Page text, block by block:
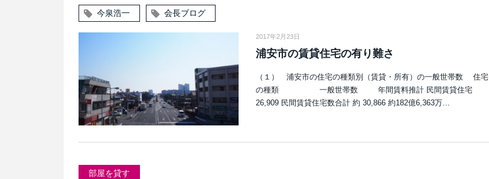
今泉浩一 会長ブログ
2017年2月23日
浦安市の賃貸住宅の有り難さ
（１） 浦安市の住宅の種類別（賃貸・所有）の一般世帯数 住宅
の種類 一般世帯数 年間賃料推計 民間賃貸住宅
26,909 民間賃貸住宅数合計 約 30,866 約182億6,363万…
部屋を貸す